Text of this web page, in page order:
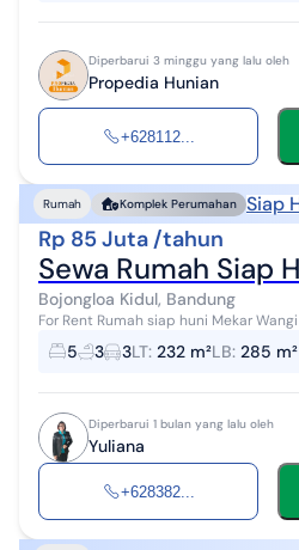
Diperbarui 3 minggu yang lalu oleh
Propedia Hunian
+628112...
Rumah Komplek Perumahan Siap
Rp 85 Juta /tahun
Sewa Rumah Siap
Bojongloa Kidul, Bandung
For Rent Rumah siap huni Mekar Wangi Cluster one gate Lt 232 Lb
285 Kt 5+3 Km 2 Carport 2-3 mobil
(kitchen set, ac, kom...
5 3 3LT: 232 m²LB: 285 m²
Diperbarui 1 bulan yang lalu oleh
Yuliana
+628382...